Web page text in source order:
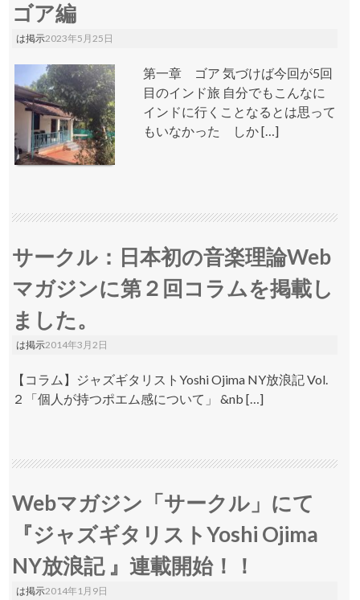
ゴア編
は掲示2023年5月25日
第一章 ゴア 気づけば今回が5回
目のインド旅 自分でもこんなに
インドに行くことなるとは思って
もいなかった しか […]
サークル：日本初の音楽理論Web
マガジンに第２回コラムを掲載し
ました。
は掲示2014年3月2日
【コラム】ジャズギタリストYoshi Ojima NY放浪記 Vol.
２「個人が持つポエム感について」 &nb […]
Webマガジン「サークル」にて
『ジャズギタリストYoshi Ojima
NY放浪記 』連載開始！！
は掲示2014年1月9日